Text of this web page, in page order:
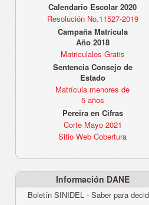
Calendario Escolar 2020
Resolución No.11527-2019
Campaña Matrícula
Año 2018
Matriculalos Gratis
Sentencia Consejo de
Estado
Matrícula menores de
5 años
Pereira en Cifras
Corte Mayo 2021
Sitio Web Cobertura
Información DANE
Boletín SINIDEL - Saber para